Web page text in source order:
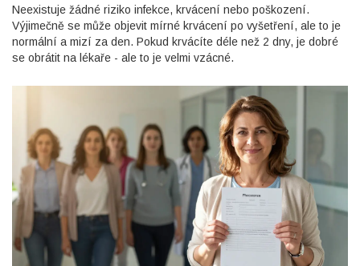
Neexistuje žádné riziko infekce, krvácení nebo poškození.
Výjimečně se může objevit mírné krvácení po vyšetření, ale to je
normální a mizí za den. Pokud krvácíte déle než 2 dny, je dobré
se obrátit na lékaře - ale to je velmi vzácné.